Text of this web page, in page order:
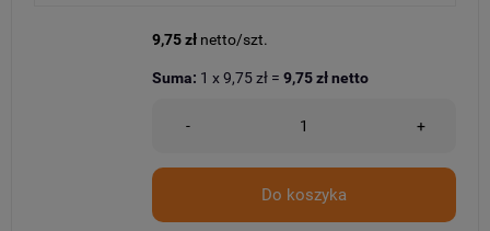
9,75 zł netto/szt.
- +
Do koszyka
Suma: 1 x9,75 zł = 9,75 złnetto